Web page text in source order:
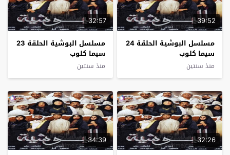
39:52
مسلسل البوشية الحلقة 24
سيما كلوب
منذ سنتين
32:57
مسلسل البوشية الحلقة 23
سيما كلوب
منذ سنتين
32:26
34:39